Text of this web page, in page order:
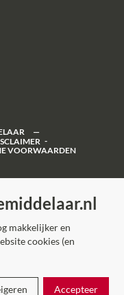
VOORWAARDEN
makkelijker en
cookies (en
Accepteer